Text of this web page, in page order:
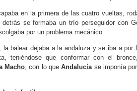
en la primera de las cuatro vueltas,
detrás se formaba un trío perseguidor con
por un problema mecánico.
la balear dejaba a la andaluza y se iba a
teniéndose que conformar con el
Macho, con lo queAndalucíase imponía